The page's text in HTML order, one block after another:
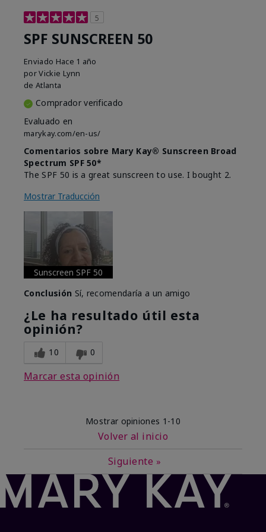
5
SPF SUNSCREEN 50
Enviado Hace 1 año
porVickie Lynn
de Atlanta
Comprador verificado
Evaluado en
marykay.com/en-us/
Comentarios sobre Mary Kay® Sunscreen Broad
Spectrum SPF 50*
The SPF 50 is a great sunscreen to use. I bought 2.
Mostrar Traducción
Sunscreen SPF 50
Conclusión Sí, recomendaría a un amigo
¿Le ha resultado útil esta
opinión?
10 0
Marcar esta opinión
Mostrar opiniones 1-10
Volver al inicio
Siguiente »